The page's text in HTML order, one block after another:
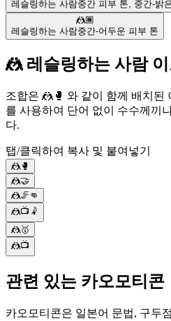
레슬링하는 사람중간 피부 톤
중간-밝
🤼🏾
레슬링하는 사람중간-어두운 피부 톤
🤼 레슬링하는 사람
조합은 🤼🥊 와 같이 함께 배치된
를 사용하여 단어 없이 수수께끼
다.
탭/클릭하여 복사 및 붙여넣기
🤼🥊
🤼🤝
🤼🦵👊
🤼📺🤾
🤼🥇
🤼📺
관련 있는 카오모티콘
카오모티콘은 일본어 문법, 구두